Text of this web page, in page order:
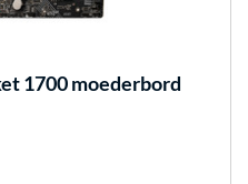
1700 moederbord